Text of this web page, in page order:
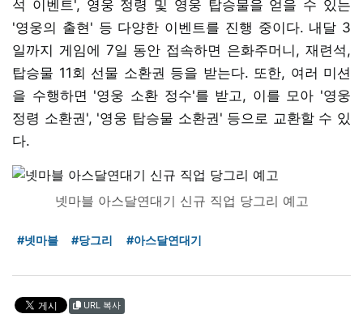
석 이벤트', 영웅 정령 및 영웅 탑승물을 얻을 수 있는
'영웅의 출현' 등 다양한 이벤트를 진행 중이다. 내달 3
일까지 게임에 7일 동안 접속하면 은화주머니, 재련석,
탑승물 11회 선물 소환권 등을 받는다. 또한, 여러 미션
을 수행하면 '영웅 소환 정수'를 받고, 이를 모아 '영웅
정령 소환권', '영웅 탑승물 소환권' 등으로 교환할 수 있
다.
넷마블 아스달연대기 신규 직업 당그리 예고
#넷마블 #당그리 #아스달연대기
URL 복사